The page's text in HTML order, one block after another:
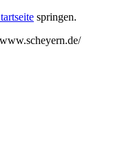
springen.